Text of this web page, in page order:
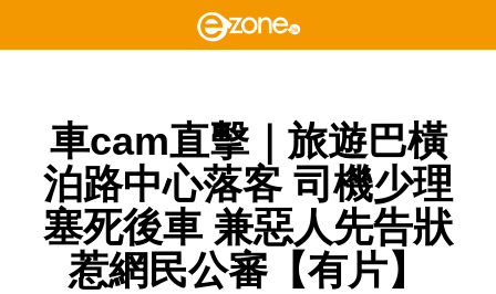
車cam直擊｜旅遊巴橫
泊路中心落客 司機少理
塞死後車 兼惡人先告狀
惹網民公審【有片】